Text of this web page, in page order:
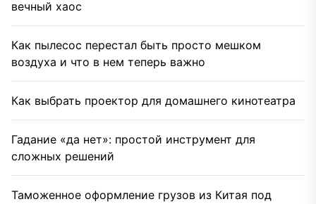
вечный хаос
Как пылесос перестал быть просто мешком
воздуха и что в нем теперь важно
Как выбрать проектор для домашнего кинотеатра
Гадание «да нет»: простой инструмент для
сложных решений
Таможенное оформление грузов из Китая под